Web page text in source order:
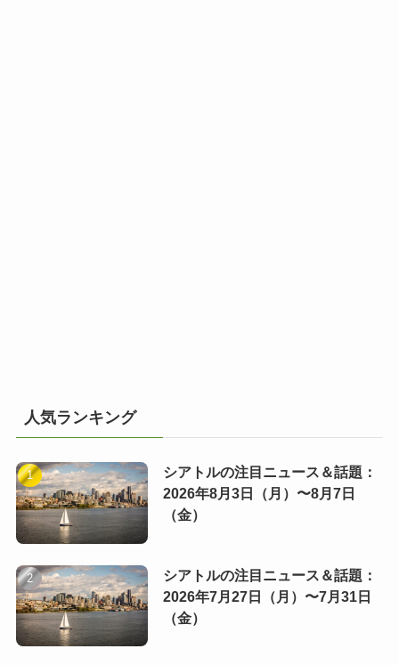
人気ランキング
シアトルの注目ニュース＆話題：
2026年8月3日（月）〜8月7日
（金）
シアトルの注目ニュース＆話題：
2026年7月27日（月）〜7月31日
（金）